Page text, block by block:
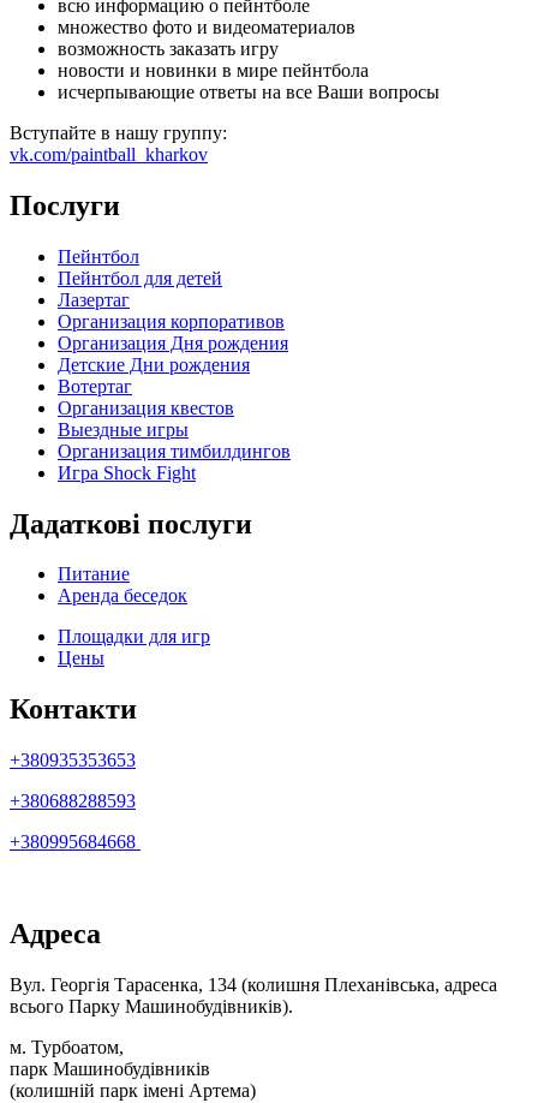
всю информацию о пейнтболе
множество фото и видеоматериалов
возможность заказать игру
новости и новинки в мире пейнтбола
исчерпывающие ответы на все Ваши вопросы
Вступайте в нашу группу:
vk.com/paintball_kharkov
Послуги
Пейнтбол
Пейнтбол для детей
Лазертаг
Организация корпоративов
Организация Дня рождения
Детские Дни рождения
Вотертаг
Организация квестов
Выездные игры
Организация тимбилдингов
Игра Shock Fight
Дадаткові послуги
Питание
Аренда беседок
Площадки для игр
Цены
Контакти
+380935353653
+380688288593
+380995684668
Адреса
Вул. Георгія Тарасенка, 134 (колишня Плеханівська, адреса
всього Парку Машинобудівників).
м. Турбоатом,
парк Машинобудівників
(колишній парк імені Артема)